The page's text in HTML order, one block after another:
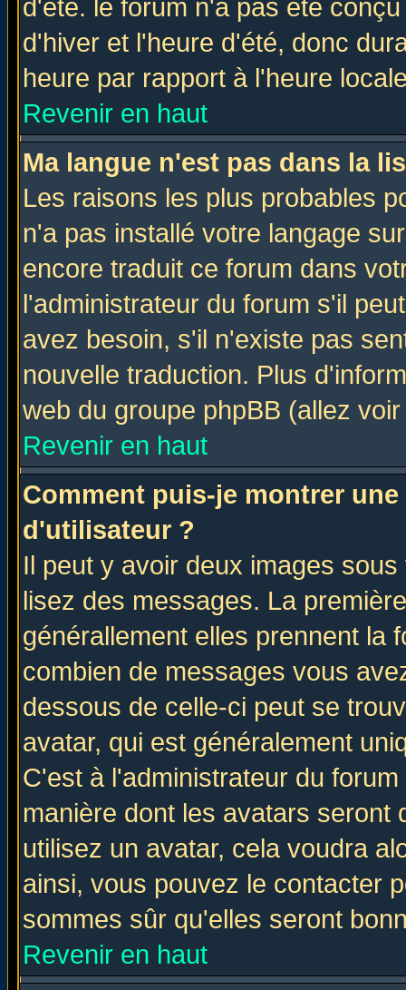
d'été. le forum n'a pas été
d'hiver et l'heure d'été, donc
heure par rapport à l'heure
Revenir en haut
Ma langue n'est pas dans la
Les raisons les plus probables
n'a pas installé votre langage
encore traduit ce forum dans
l'administrateur du forum s'il
avez besoin, s'il n'existe pas
nouvelle traduction. Plus
web du groupe phpBB (allez
Revenir en haut
Comment puis-je montrer
d'utilisateur ?
Il peut y avoir deux images
lisez des messages. La
générallement elles prennent la
combien de messages vous
dessous de celle-ci peut se
avatar, qui est généralement
C'est à l'administrateur du
manière dont les avatars seront
utilisez un avatar, cela voudra
ainsi, vous pouvez le contacter
sommes sûr qu'elles seront
Revenir en haut